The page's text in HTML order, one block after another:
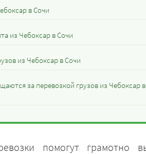
в Сочи
из Чебоксар в Сочи
из Чебоксар в Сочи
за перевозкой грузов из Чебоксар в
помогут грамотно